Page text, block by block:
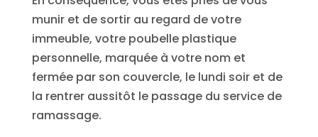
munir et de sortir au regard de votre
immeuble, votre poubelle plastique
personnelle, marquée à votre nom et
fermée par son couvercle, le lundi soir et de
la rentrer aussitôt le passage du service de
ramassage.